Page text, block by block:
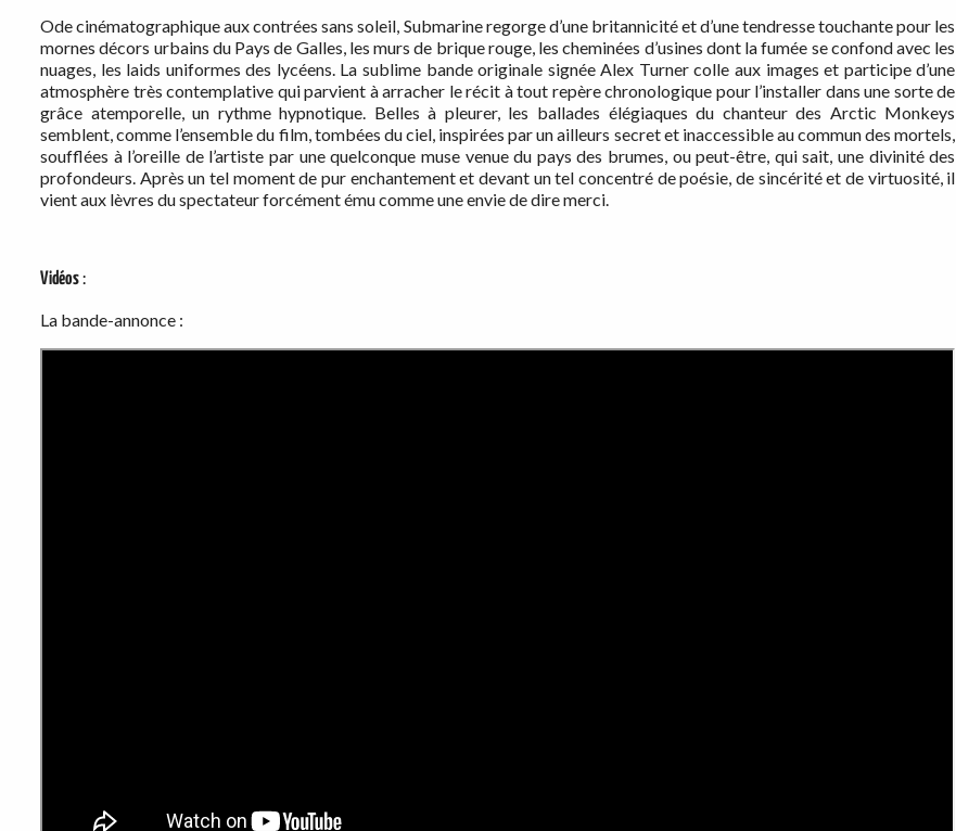
Ode cinématographique aux contrées sans soleil, Submarine regorge d’une britannicité et d’une tendresse touchante pour les
mornes décors urbains du Pays de Galles, les murs de brique rouge, les cheminées d’usines dont la fumée se confond avec les
nuages, les laids uniformes des lycéens. La sublime bande originale signée Alex Turner colle aux images et participe d’une
atmosphère très contemplative qui parvient à arracher le récit à tout repère chronologique pour l’installer dans une sorte de
grâce atemporelle, un rythme hypnotique. Belles à pleurer, les ballades élégiaques du chanteur des Arctic Monkeys
semblent, comme l’ensemble du film, tombées du ciel, inspirées par un ailleurs secret et inaccessible au commun des mortels,
soufflées à l’oreille de l’artiste par une quelconque muse venue du pays des brumes, ou peut-être, qui sait, une divinité des
profondeurs. Après un tel moment de pur enchantement et devant un tel concentré de poésie, de sincérité et de virtuosité, il
vient aux lèvres du spectateur forcément ému comme une envie de dire merci.
Vidéos:
La bande-annonce :